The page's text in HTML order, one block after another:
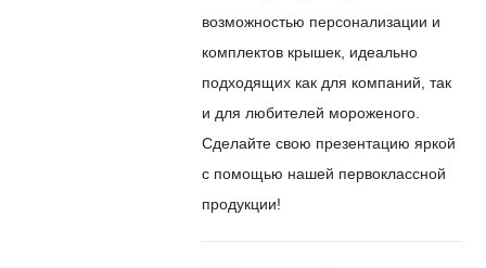
возможностью персонализации и
комплектов крышек, идеально
подходящих как для компаний, так
и для любителей мороженого.
Сделайте свою презентацию яркой
с помощью нашей первоклассной
продукции!